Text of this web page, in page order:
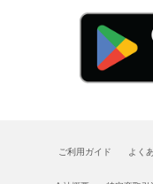
ご利用ガイド よく